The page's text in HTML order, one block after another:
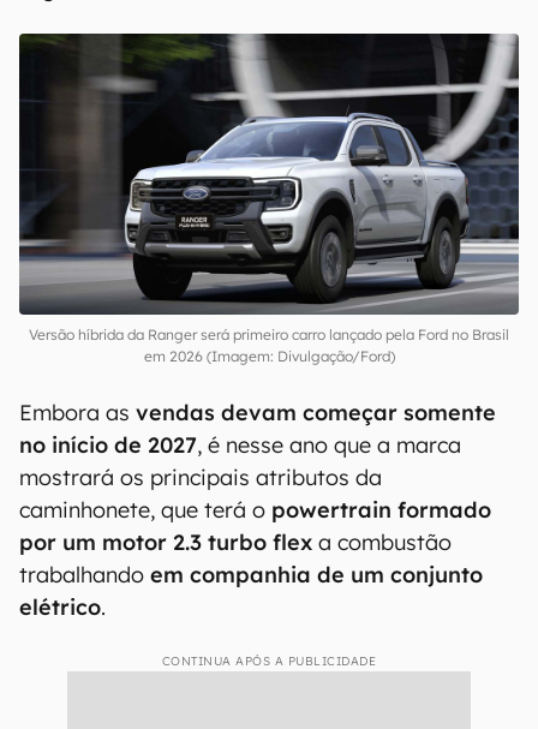
5. Ford Ranger Híbrida
Um dos primeiros carros que a Ford deve
lançar no Brasil em 2026é aversão híbrida
da Ford Ranger. A picape chegará para encarar
as rivais chinesas da BYD e da GWM, que já
apostaram nesse tipo de tecnologia para o
segmento.
Versão híbrida da Ranger será primeiro carro lançado pela Ford no Brasil